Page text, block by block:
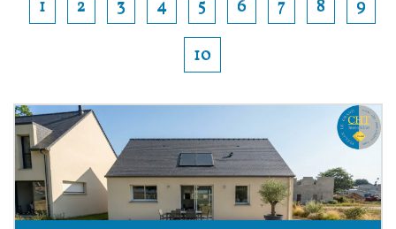
1 2 3 4 5 6 7 8
9
10